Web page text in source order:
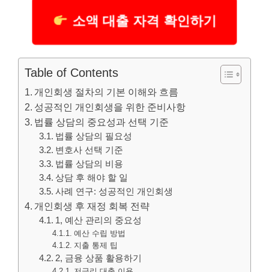
소액 대출 자격 확인하기
Table of Contents
개인회생 절차의 기본 이해와 흐름
성공적인 개인회생을 위한 준비사항
법률 상담의 중요성과 선택 기준
법률 상담의 필요성
변호사 선택 기준
법률 상담의 비용
상담 후 해야 할 일
사례 연구: 성공적인 개인회생
개인회생 후 재정 회복 전략
1, 예산 관리의 중요성
예산 수립 방법
지출 통제 팁
2, 금융 상품 활용하기